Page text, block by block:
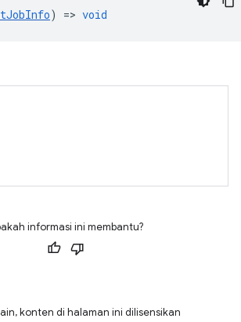
) => void
informasi ini membantu?
konten di halaman ini dilisensikan